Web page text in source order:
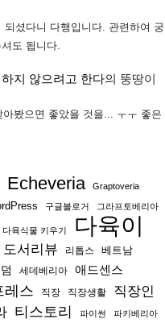
셨다니 다행입니다. 관련하여 궁
도 됩니다.
지 않으려고 한다의 뚱땅이
봤으면 좋았을 것을... ㅜㅜ 좋은
Echeveria Graptoveria
구글블로거 그라프토베리아
다육식물 키우기 다육이
도서리뷰 리톱스
베트남
세데베리아 애드센스
레스 직장 직장생활 직장인
티스토리 파이썬 파키베리아